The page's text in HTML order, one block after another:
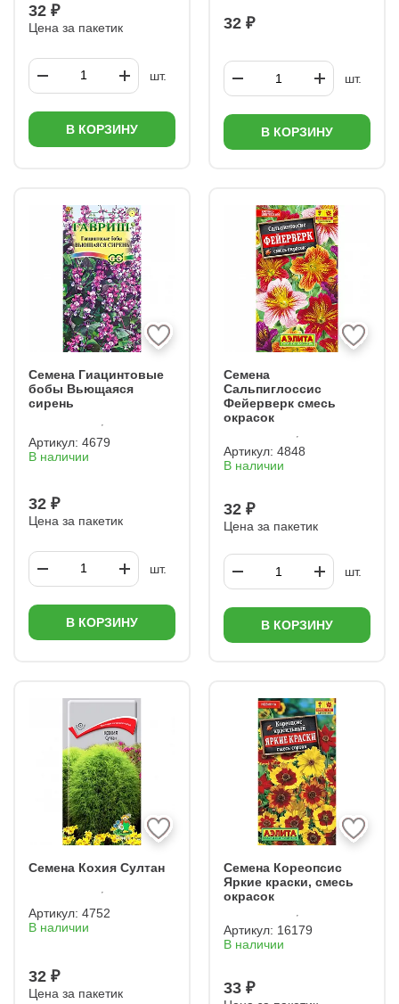
32 ₽
Цена за пакетик
шт.
В КОРЗИНУ
32 ₽
шт.
В КОРЗИНУ
Семена Гиацинтовые
бобы Вьющаяся
сирень
Артикул: 4679
В наличии
32 ₽
Цена за пакетик
шт.
В КОРЗИНУ
Семена
Сальпиглоссис
Фейерверк смесь
окрасок
Артикул: 4848
В наличии
32 ₽
Цена за пакетик
шт.
В КОРЗИНУ
Семена Кохия Султан
Артикул: 4752
В наличии
32 ₽
Цена за пакетик
Семена Кореопсис
Яркие краски, смесь
окрасок
Артикул: 16179
В наличии
33 ₽